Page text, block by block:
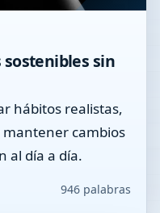
sin
hábitos realistas,
cambios
al día a día.
946 palabras